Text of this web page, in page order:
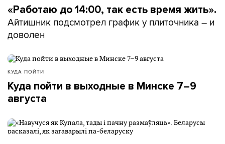
«Работаю до 14:00, так есть время жить».
Айтишник подсмотрел график у плиточника – и
доволен
КУДА ПОЙТИ
Куда пойти в выходные в Минске 7–9
августа